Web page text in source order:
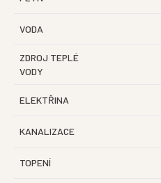
VODA
ZDROJ TEPLÉ
VODY
ELEKTŘINA
KANALIZACE
TOPENÍ